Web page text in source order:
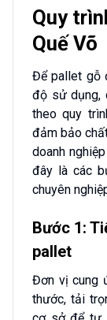
Quy
Quế Võ
Để pallet gỗ
độ sử dụng,
theo quy
đảm bảo
doanh
đây là các
chuyên
Bước 1:
pallet
Đơn vị cung
thước, tải